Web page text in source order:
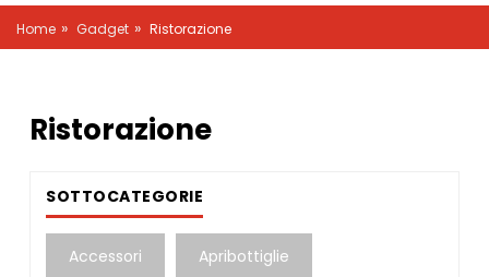
Home » Gadget » Ristorazione
Ristorazione
SOTTOCATEGORIE
Accessori Apribottiglie